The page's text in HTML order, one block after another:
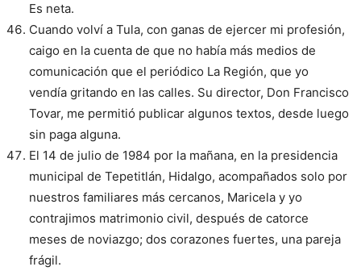
Es neta.
Cuando volví a Tula, con ganas de ejercer mi profesión,
caigo en la cuenta de que no había más medios de
comunicación que el periódico La Región, que yo
vendía gritando en las calles. Su director, Don Francisco
Tovar, me permitió publicar algunos textos, desde luego
sin paga alguna.
El 14 de julio de 1984 por la mañana, en la presidencia
municipal de Tepetitlán, Hidalgo, acompañados solo por
nuestros familiares más cercanos, Maricela y yo
contrajimos matrimonio civil, después de catorce
meses de noviazgo; dos corazones fuertes, una pareja
frágil.